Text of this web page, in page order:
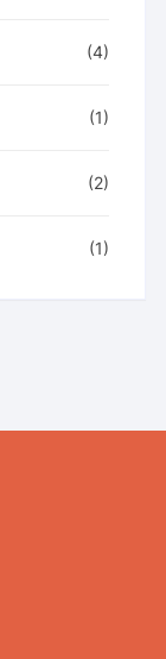
(4)
(1)
(2)
(1)